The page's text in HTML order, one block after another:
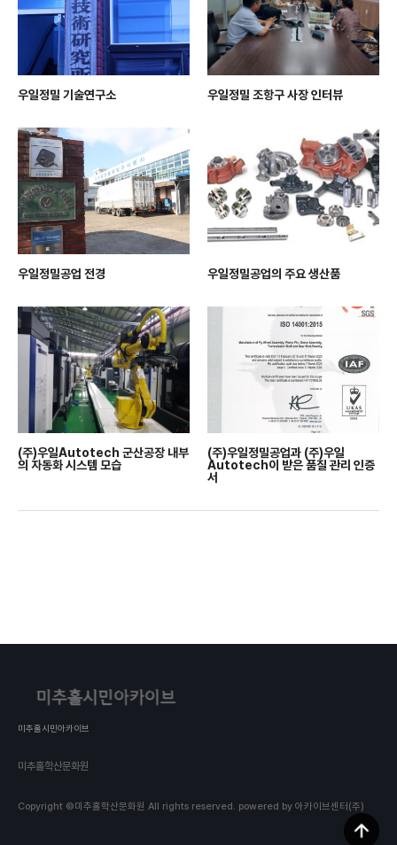
우일정밀 기술연구소 우일정밀 조항구 사장 인터뷰
우일정밀공업 전경 우일정밀공업의 주요 생산품
(주)우일Autotech 군산공장 내부
의 자동화 시스템 모습
(주)우일정밀공업과 (주)우일
Autotech이 받은 품질 관리 인증
서
미추홀시민아카이브
미추홀학산문화원
Copyright ©미추홀학산문화원 All rights reserved. powered by 아카이브센터(주)